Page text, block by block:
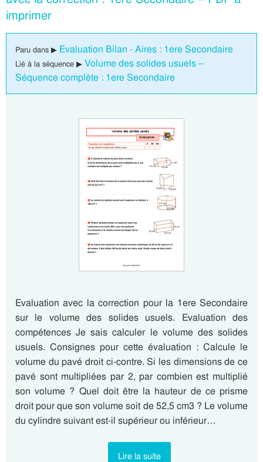
imprimer
Paru dans ▶ Evaluation Bilan - Aires : 1ere Secondaire
Lié à la séquence ▶ Volume des solides usuels –
Séquence complète : 1ere Secondaire
Evaluation avec la correction pour la 1ere Secondaire
sur le volume des solides usuels. Evaluation des
compétences Je sais calculer le volume des solides
usuels. Consignes pour cette évaluation : Calcule le
volume du pavé droit ci-contre. Si les dimensions de ce
pavé sont multipliées par 2, par combien est multiplié
son volume ? Quel doit être la hauteur de ce prisme
droit pour que son volume soit de 52,5 cm3 ? Le volume
du cylindre suivant est-il supérieur ou inférieur…
Lire la suite